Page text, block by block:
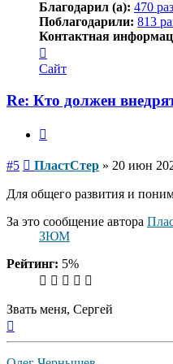
Благодарил (а): 470 раз
Поблагодарили: 813
Контактная
информация
пользователя
Сайт
Re: Кто должен
#5 Сообщение
ПластСтер » 20 июн
Для общего развития и
За это сообщение автора
ЗЮМ
Рейтинг: 5%
Звать меня, Сергей